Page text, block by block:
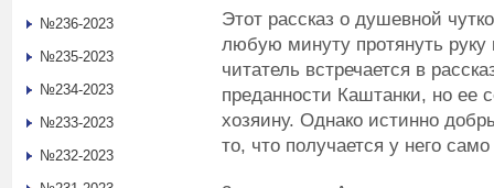
Этот рассказ о душевной
любую минуту протянуть
читатель встречается в
преданности Каштанки, но ее
хозяину. Однако истинно
то, что получается у него
№236-2023
№235-2023
№234-2023
№233-2023
№232-2023